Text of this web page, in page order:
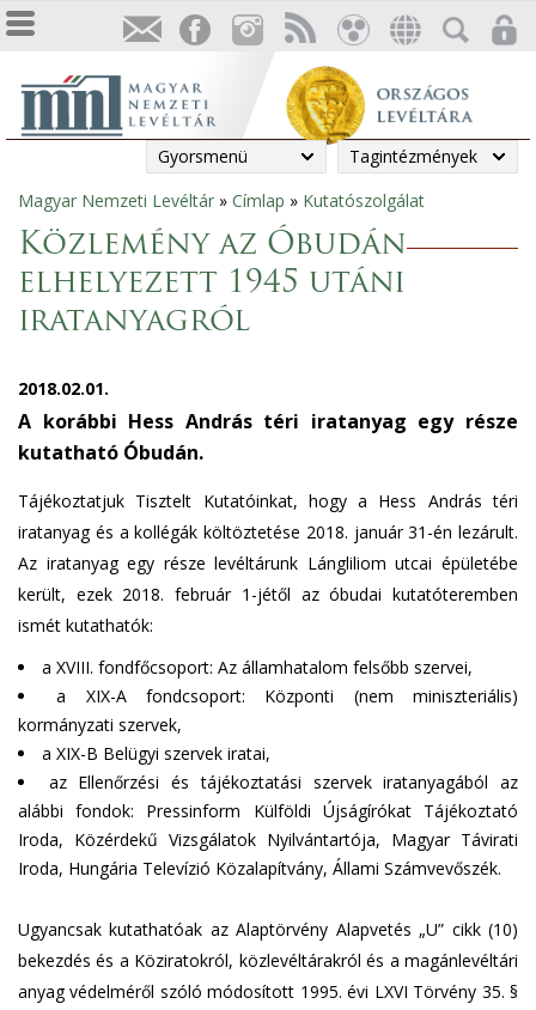
Gyorsmenü Tagintézmények
Jelenlegi
hely
Magyar Nemzeti Levéltár » Címlap » Kutatószolgálat
Közlemény az Óbudán
elhelyezett 1945 utáni
iratanyagról
2018.02.01.
A korábbi Hess András téri iratanyag egy része
kutatható Óbudán.
Tájékoztatjuk Tisztelt Kutatóinkat, hogy a Hess András téri
iratanyag és a kollégák költöztetése 2018. január 31-én lezárult.
Az iratanyag egy része levéltárunk Lángliliom utcai épületébe
került, ezek 2018. február 1-jétől az óbudai kutatóteremben
ismét kutathatók:
a XVIII. fondfőcsoport: Az államhatalom felsőbb szervei,
a XIX-A fondcsoport: Központi (nem miniszteriális)
kormányzati szervek,
a XIX-B Belügyi szervek iratai,
az Ellenőrzési és tájékoztatási szervek iratanyagából az
alábbi fondok: Pressinform Külföldi Újságírókat Tájékoztató
Iroda, Közérdekű Vizsgálatok Nyilvántartója, Magyar Távirati
Iroda, Hungária Televízió Közalapítvány, Állami Számvevőszék.
Ugyancsak kutathatóak az Alaptörvény Alapvetés „U” cikk (10)
bekezdés és a Köziratokról, közlevéltárakról és a magánlevéltári
anyag védelméről szóló módosított 1995. évi LXVI Törvény 35. §